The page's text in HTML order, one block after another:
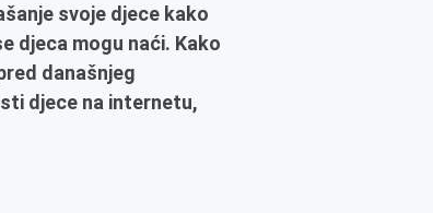
svoje djece kako
djeca mogu naći. Kako
današnjeg
djece na internetu,